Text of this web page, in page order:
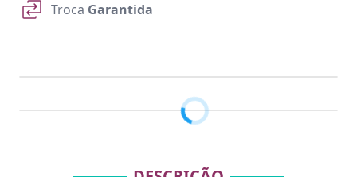
Troca Garantida